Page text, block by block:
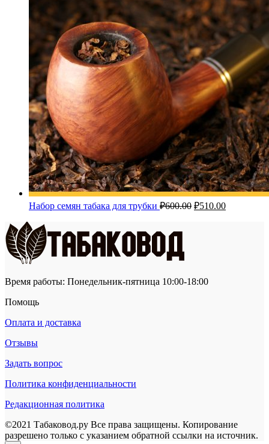
Набор семян табака для трубки ₽600.00 Первоначальная
₽510.00Текущая
Время работы: Понедельник-пятница 10:00-18:00
Помощь
Оплата и доставка
Отзывы
Задать вопрос
Политика конфиденциальности
Редакционная политика
©2021 Табаковод.ру Все права защищены. Копирование
разрешено только с указанием обратной ссылки на источник.